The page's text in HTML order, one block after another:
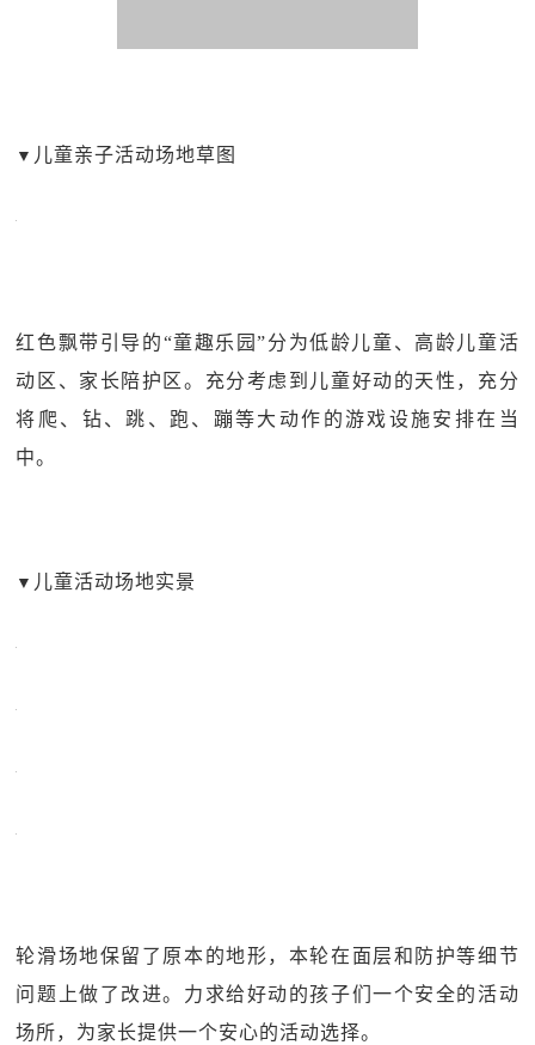
▼ 儿童亲子活动场地草图
红色飘带引导的“童趣乐园”分为低龄儿童、高龄儿童活
动区、家长陪护区。充分考虑到儿童好动的天性，充分
将爬、钻、跳、跑、蹦等大动作的游戏设施安排在当
中。
▼ 儿童活动场地实景
轮滑场地保留了原本的地形，本轮在面层和防护等细节
问题上做了改进。力求给好动的孩子们一个安全的活动
场所，为家长提供一个安心的活动选择。